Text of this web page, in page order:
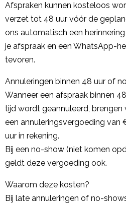
Afspraken kunnen kosteloos
verzet tot 48 uur vóór de
ons automatisch een
je afspraak en een WhatsApp-
tevoren.
Annuleringen binnen 48 uur of
Wanneer een afspraak binnen
tijd wordt geannuleerd, brengen
een annuleringsvergoeding van
uur in rekening.
Bij een no-show (niet komen
geldt deze vergoeding ook.
Waarom deze kosten?
Bij late annuleringen of no-